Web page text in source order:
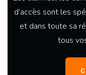
d’accès sont les
et dans toute sa
tous